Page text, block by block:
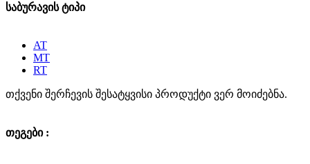
საბურავის ტიპი
AT
MT
RT
თქვენი შერჩევის შესატყვისი პროდუქტი ვერ მოიძებნა.
თეგები :